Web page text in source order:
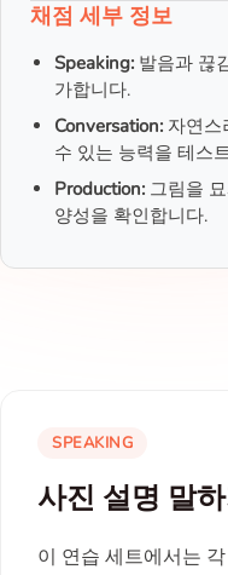
채점 세부 정보
Speaking: 발음과 끊
가합니다.
Conversation: 자연스
수 있는 능력을 테스
Production: 그림을
양성을 확인합니다.
SPEAKING
사진 설명 말
이 연습 세트에서는